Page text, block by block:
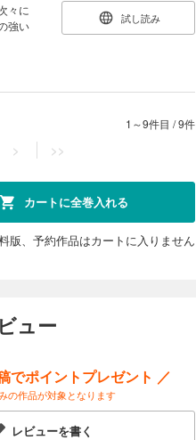
々に
強い
試し読み
1～9件目 /9件
> >>
カートに全巻入れる
版、予約作品はカートに入りません
ュー
でポイントプレゼント ／
の作品が対象となります
レビューを書く